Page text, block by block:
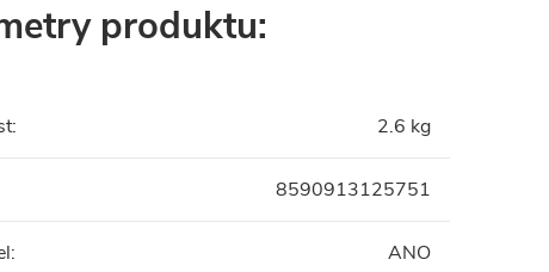
produktu:
: 2.6 kg
8590913125751
: ANO